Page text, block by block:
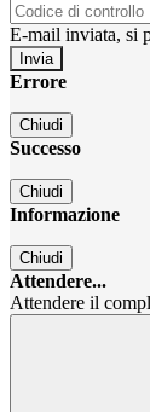
E-mail inviata, si
Errore
Chiudi
Successo
Chiudi
Informazione
Chiudi
Attendere...
Attendere il